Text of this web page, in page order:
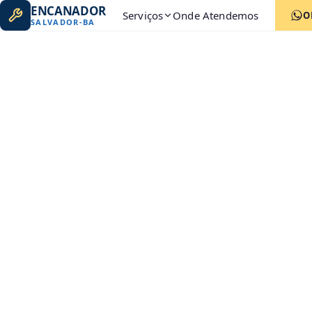
ENCANADOR
SALVADOR-BA Serviços Onde Atendemos